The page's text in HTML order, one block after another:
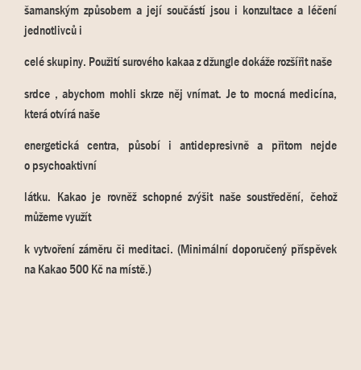
šamanským způsobem a její součástí jsou i konzultace a léčení
jednotlivců i
celé skupiny. Použití surového kakaa z džungle dokáže rozšířit naše
srdce , abychom mohli skrze něj vnímat. Je to mocná medicína,
která otvírá naše
energetická centra, působí i antidepresivně a přitom nejde
o psychoaktivní
látku. Kakao je rovněž schopné zvýšit naše soustředění, čehož
můžeme využít
k vytvoření záměru či meditaci. (Minimální doporučený příspěvek
na Kakao 500 Kč na místě.)